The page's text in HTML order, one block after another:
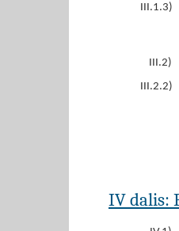
III.1.3)
III.2)
III.2.2)
IV dalis: